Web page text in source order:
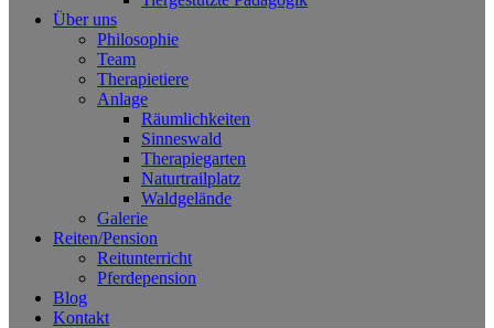
Über uns
Philosophie
Team
Therapietiere
Anlage
Räumlichkeiten
Sinneswald
Therapiegarten
Naturtrailplatz
Waldgelände
Galerie
Reiten/Pension
Reitunterricht
Pferdepension
Blog
Kontakt